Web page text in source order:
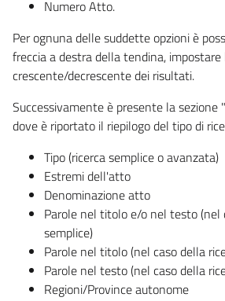
Numero Atto.
Per ognuna delle suddette opzioni è
freccia a destra della tendina,
crescente/decrescente dei risultati.
Successivamente è presente la sezione
dove è riportato il riepilogo del tipo di
Tipo (ricerca semplice o avanzata)
Estremi dell'atto
Denominazione atto
Parole nel titolo e/o nel testo (nel
semplice)
Parole nel titolo (nel caso della
Parole nel testo (nel caso della
Regioni/Province autonome